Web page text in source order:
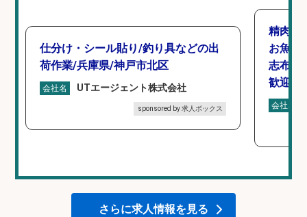
仕分け・シール貼り/釣り具などの出
荷作業/兵庫県/神戸市北区
会社名 UTエージェント株式会社
sponsored by 求人ボックス
精肉・
お魚の
志布志
歓迎×
会社名
さらに求人情報を見る